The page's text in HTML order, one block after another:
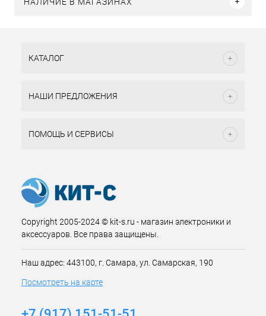
КАТАЛОГ
НАШИ ПРЕДЛОЖЕНИЯ
ПОМОЩЬ И СЕРВИСЫ
Copyright 2005-2024 © kit-s.ru - магазин электроники и
аксессуаров. Все права защищены.
Наш адрес: 443100, г. Самара, ул. Самарская, 190
Посмотреть на карте